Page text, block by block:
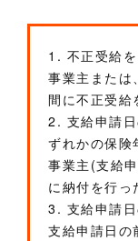
1. 不正受給
事業主または
間に不正受給
2. 支給申請
ずれかの保険
事業主(支給
に納付を行っ
3. 支給申請
支給申請日の